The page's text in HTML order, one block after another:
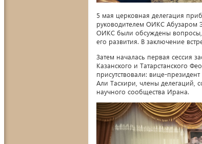
5 мая церковная делегация
руководителем ОИКС Абузаром
ОИКС были обсуждены вопросы,
его развития. В заключение
Затем началась первая сессия
Казанского и Татарстанского
присутствовали: вице-
Али Тасхири, члены делегаций,
научного сообщества Ирана.